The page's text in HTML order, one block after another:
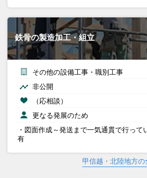
鉄骨の製造加工・組立
その他の設備工事・職別工事
非公開
（応相談）
更なる発展のため
・図面作成～発送まで一気通貫で行って
有
甲信越・北陸地方